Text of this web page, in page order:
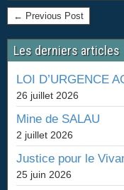
← Previous Post
Les derniers articles
LOI D’URGENCE
26 juillet 2026
Mine de SALAU
2 juillet 2026
Justice pour le
25 juin 2026